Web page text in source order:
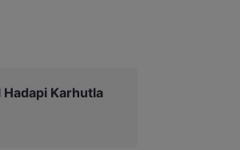
Karhutla